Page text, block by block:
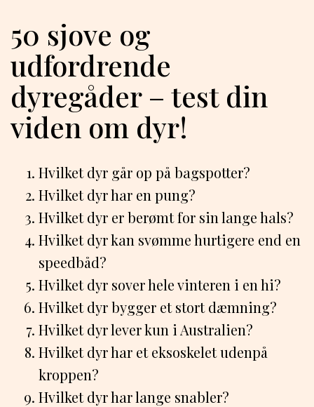
50 sjove og
udfordrende
dyregåder – test din
viden om dyr!
Hvilket dyr går op på bagspotter?
Hvilket dyr har en pung?
Hvilket dyr er berømt for sin lange hals?
Hvilket dyr kan svømme hurtigere end en
speedbåd?
Hvilket dyr sover hele vinteren i en hi?
Hvilket dyr bygger et stort dæmning?
Hvilket dyr lever kun i Australien?
Hvilket dyr har et eksoskelet udenpå
kroppen?
Hvilket dyr har lange snabler?